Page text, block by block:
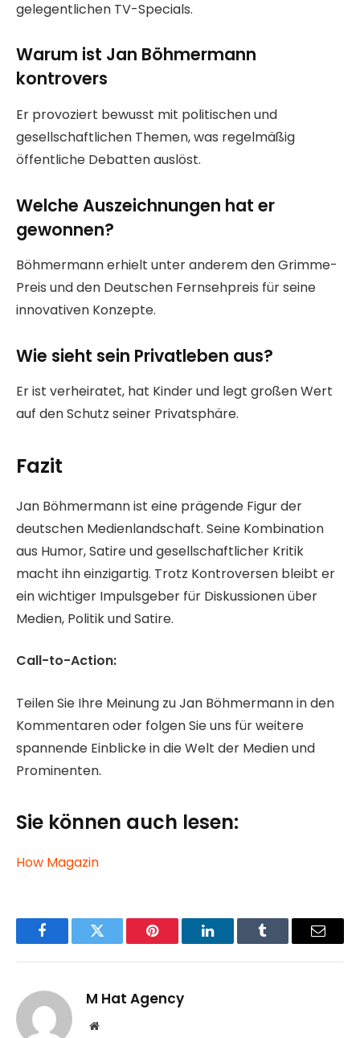
gelegentlichen TV-Specials.
Warum ist Jan Böhmermann
kontrovers
Er provoziert bewusst mit politischen und
gesellschaftlichen Themen, was regelmäßig
öffentliche Debatten auslöst.
Welche Auszeichnungen hat er
gewonnen?
Böhmermann erhielt unter anderem den Grimme-
Preis und den Deutschen Fernsehpreis für seine
innovativen Konzepte.
Wie sieht sein Privatleben aus?
Er ist verheiratet, hat Kinder und legt großen Wert
auf den Schutz seiner Privatsphäre.
Fazit
Jan Böhmermann ist eine prägende Figur der
deutschen Medienlandschaft. Seine Kombination
aus Humor, Satire und gesellschaftlicher Kritik
macht ihn einzigartig. Trotz Kontroversen bleibt er
ein wichtiger Impulsgeber für Diskussionen über
Medien, Politik und Satire.
Call-to-Action:
Teilen Sie Ihre Meinung zu Jan Böhmermann in den
Kommentaren oder folgen Sie uns für weitere
spannende Einblicke in die Welt der Medien und
Prominenten.
Sie können auch lesen:
How Magazin
FacebookTwitter Pinterest LinkedInTumblr Email
M Hat Agency
Website